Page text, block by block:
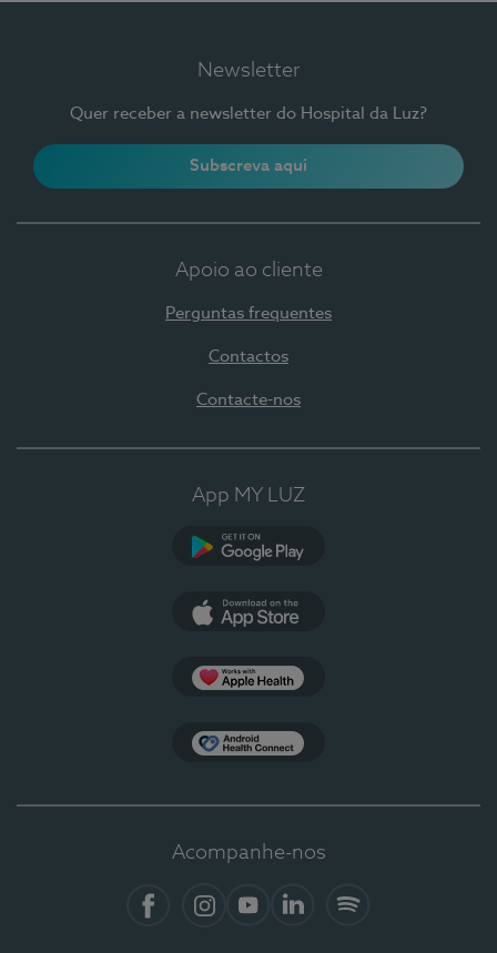
Newsletter
Quer receber a newsletter do Hospital da Luz?
Subscreva aqui
Apoio ao cliente
Perguntas frequentes
Contactos
Contacte-nos
App MY LUZ
Acompanhe-nos